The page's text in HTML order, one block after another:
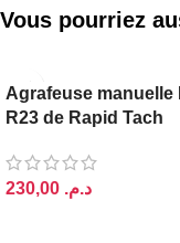
Vous pourriez
Agrafeuse manuelle
R23 de Rapid Tach
د.م.